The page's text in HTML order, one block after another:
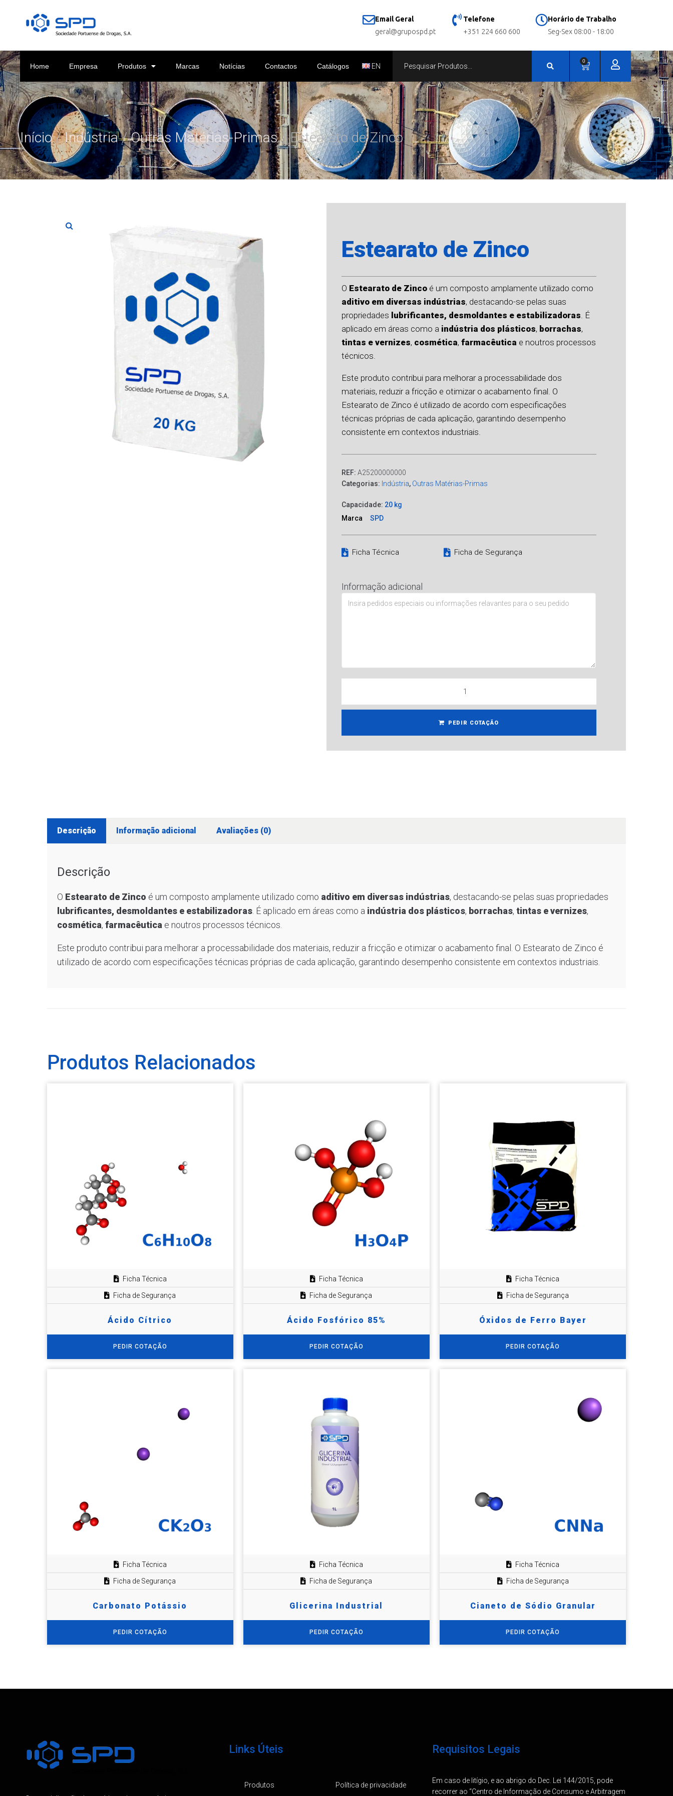
Email Geral
geral@grupospd.pt
Telefone
+351 224 660 600
Horário de Trabalho
Seg-Sex 08:00 - 18:00
Home Empresa Produtos Marcas Notícias Contactos Catálogos EN
0
Início/Indústria/Outras Matérias-Primas/ Estearato de Zinco
Estearato de Zinco
O Estearato de Zinco é um composto amplamente utilizado como
aditivo em diversas indústrias, destacando-se pelas suas
propriedades lubrificantes, desmoldantes e estabilizadoras. É
aplicado em áreas como a indústria dos plásticos, borrachas,
tintas e vernizes, cosmética,farmacêutica e noutros processos
técnicos.
Este produto contribui para melhorar a processabilidade dos
materiais, reduzir a fricção e otimizar o acabamento final. O
Estearato de Zinco é utilizado de acordo com especificações
técnicas próprias de cada aplicação, garantindo desempenho
consistente em contextos industriais.
REF:A25200000000
Categorias: Indústria, Outras Matérias-Primas
Capacidade: 20 kg
Marca
SPD
Ficha Técnica Ficha de Segurança
Informação adicional
PEDIR COTAÇÃO
Descrição Informação adicional Avaliações (0)
Descrição
O Estearato de Zinco é um composto amplamente utilizado como aditivo em diversas indústrias, destacando-se pelas suas propriedades
lubrificantes, desmoldantes e estabilizadoras. É aplicado em áreas como a indústria dos plásticos, borrachas, tintas e vernizes,
cosmética, farmacêutica e noutros processos técnicos.
Este produto contribui para melhorar a processabilidade dos materiais, reduzir a fricção e otimizar o acabamento final. O Estearato de Zinco é
utilizado de acordo com especificações técnicas próprias de cada aplicação, garantindo desempenho consistente em contextos industriais.
Produtos Relacionados
Ficha Técnica
Ficha de Segurança
Ácido Cítrico
PEDIR COTAÇÃO
Ficha Técnica
Ficha de Segurança
Ácido Fosfórico 85%
PEDIR COTAÇÃO
Ficha Técnica
Ficha de Segurança
Óxidos de Ferro Bayer
PEDIR COTAÇÃO
Ficha Técnica
Ficha de Segurança
Carbonato Potássio
PEDIR COTAÇÃO
Ficha Técnica
Ficha de Segurança
Glicerina Industrial
PEDIR COTAÇÃO
Ficha Técnica
Ficha de Segurança
Cianeto de Sódio Granular
PEDIR COTAÇÃO
Links Úteis
Produtos Política de privacidade
Requisitos Legais
Em caso de litígio, e ao abrigo do Dec. Lei 144/2015, pode
recorrer ao “Centro de Informação de Consumo e Arbitragem